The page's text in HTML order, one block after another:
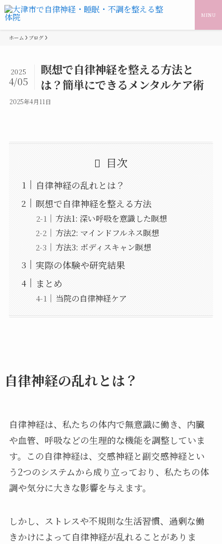
MENU
ホーム ブログ
瞑想で自律神経を整える方法と
は？簡単にできるメンタルケア術
2025
4/05
2025年4月11日
目次
自律神経の乱れとは？
瞑想で自律神経を整える方法
方法1: 深い呼吸を意識した瞑想
方法2: マインドフルネス瞑想
方法3: ボディスキャン瞑想
実際の体験や研究結果
まとめ
当院の自律神経ケア
自律神経の乱れとは？
自律神経は、私たちの体内で無意識に働き、内臓
や血管、呼吸などの生理的な機能を調整していま
す。この自律神経は、交感神経と副交感神経とい
う2つのシステムから成り立っており、私たちの体
調や気分に大きな影響を与えます。
しかし、ストレスや不規則な生活習慣、過剰な働
きかけによって自律神経が乱れることがありま